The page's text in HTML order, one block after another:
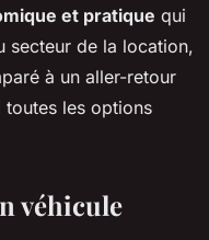
et pratique qui
secteur de la location,
à un aller-retour
les options
véhicule